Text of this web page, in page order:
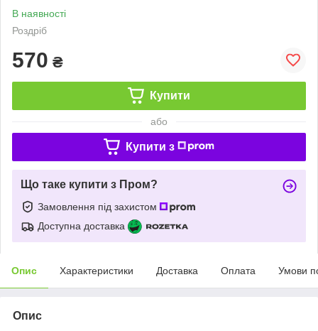
В наявності
Роздріб
570 ₴
Купити
або
Купити з
Що таке купити з Пром?
Замовлення під захистом
Доступна доставка
Опис Характеристики Доставка Оплата Умови
Опис